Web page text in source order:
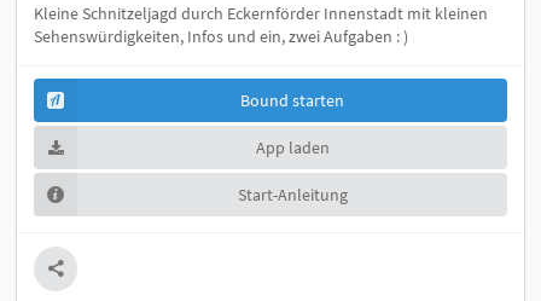
Kleine Schnitzeljagd durch Eckernförder Innenstadt mit kleinen
Sehenswürdigkeiten, Infos und ein, zwei Aufgaben : )
Bound starten
App laden
Start-Anleitung